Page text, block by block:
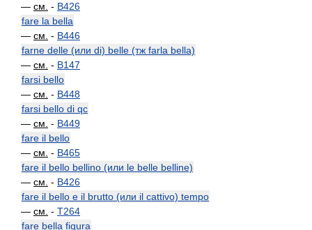
— см. - B426
fare la bella
— см. - B446
farne delle (или di) belle (тж farla bella)
— см. - B147
farsi bello
— см. - B448
farsi bello di qc
— см. - B449
fare il bello
— см. - B465
fare il bello bellino (или le belle belline)
— см. - B426
fare il bello e il brutto (или il cattivo) tempo
— см. - T264
fare bella figura